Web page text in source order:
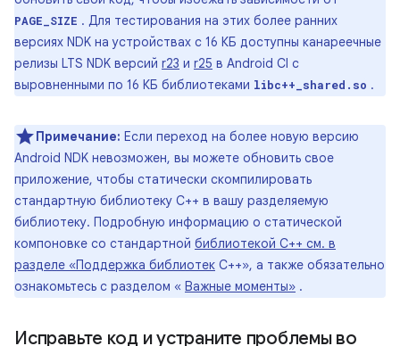
PAGE_SIZE . Для тестирования на этих более ранних
версиях NDK на устройствах с 16 КБ доступны канареечные
релизы LTS NDK версий r23 и r25 в Android CI с
выровненными по 16 КБ библиотеками libc++_shared.so .
Примечание: Если переход на более новую версию
Android NDK невозможен, вы можете обновить свое
приложение, чтобы статически скомпилировать
стандартную библиотеку C++ в вашу разделяемую
библиотеку. Подробную информацию о статической
компоновке со стандартной библиотекой C++ см. в
разделе «Поддержка библиотек C++», а также обязательно
ознакомьтесь с разделом « Важные моменты» .
Исправьте код и устраните проблемы во